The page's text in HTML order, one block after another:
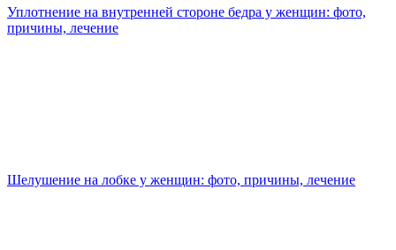
Уплотнение на внутренней стороне бедра у женщин: фото,
причины, лечение
Шелушение на лобке у женщин: фото, причины, лечение